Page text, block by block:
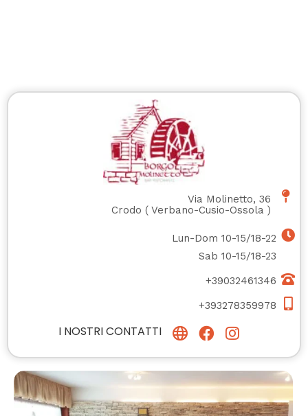
Via Molinetto, 36
Crodo ( Verbano-Cusio-Ossola )
Lun-Dom 10-15/18-22
Sab 10-15/18-23
+39032461346
+393278359978
I NOSTRI CONTATTI